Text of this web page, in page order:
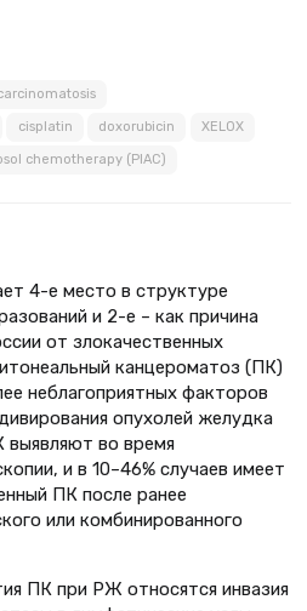
cisplatin doxorubicin XELOX
chemotherapy (PIAC)
4-е место в структуре
и 2-е – как причина
от злокачественных
канцероматоз (ПК)
неблагоприятных факторов
опухолей желудка
во время
и в 10–46% случаев имеет
ПК после ранее
или комбинированного
ПК при РЖ относятся инвазия